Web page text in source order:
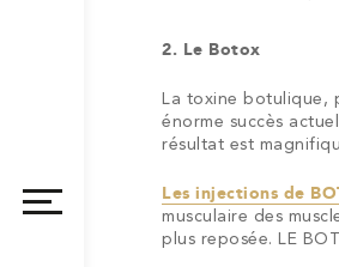
2. Le Botox
La toxine botulique,
énorme succès
résultat est
Les injections de
musculaire des
plus reposée. LE
–
–
Chirurgie
du
visage
Lifting
visage
des
seins
par
Injections
deRidesd’Acide
Rides
du
cancer
cutané
grain
de